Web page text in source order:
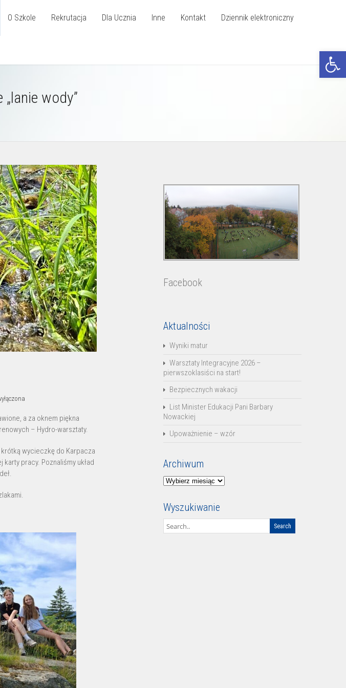
Otwórz
O Szkole Rekrutacja Dla Ucznia Inne Kontakt Dziennik elektroniczny
wody”
a za oknem piękna
– Hydro-warsztaty.
wycieczkę do Karpacza
pracy. Poznaliśmy układ
Facebook
Aktualności
Wyniki matur
Warsztaty Integracyjne 2026 –
pierwszoklasiści na start!
Bezpiecznych wakacji
List Minister Edukacji Pani Barbary
Nowackiej
Upoważnienie – wzór
Archiwum
Archiwum
Wyszukiwanie